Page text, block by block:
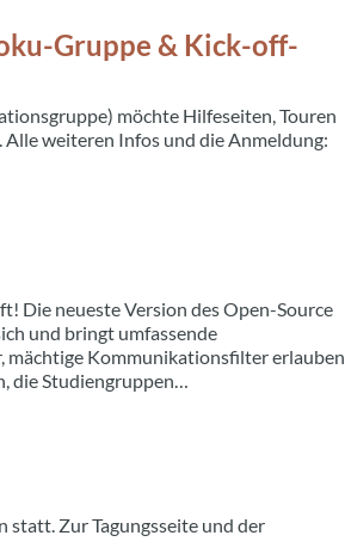
Gruppe & Kick-off-
möchte Hilfeseiten, Touren
weiteren Infos und die Anmeldung:
Die neueste Version des Open-Source
und bringt umfassende
mächtige Kommunikationsfilter erlauben
die Studiengruppen…
statt. Zur Tagungsseite und der